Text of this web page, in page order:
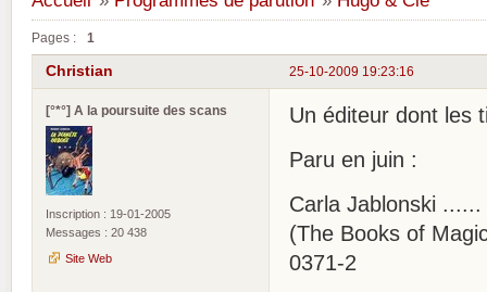
Pages : 1
25-10-2009 19:23:16
Christian
[°*°] A la poursuite des scans
Inscription : 19-01-2005
Messages : 20 438
Site Web
Un éditeur dont les
Paru en juin :
Carla Jablonski
(The Books of
0371-2